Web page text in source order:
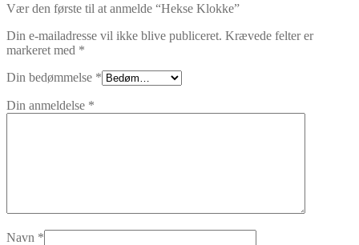
Vær den første til at anmelde “Hekse Klokke”
Din e-mailadresse vil ikke blive publiceret. Krævede felter er
markeret med *
Din bedømmelse *
Din anmeldelse *
Navn *